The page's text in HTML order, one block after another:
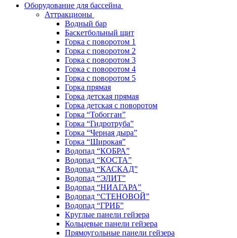
Оборудование для бассейна
Аттракционы
Водный бар
Баскетбольный щит
Горка с поворотом 1
Горка с поворотом 2
Горка с поворотом 3
Горка с поворотом 4
Горка с поворотом 5
Горка прямая
Горка детская прямая
Горка детская с поворотом
Горка “Тобогган”
Горка “Гидротруба”
Горка “Черная дыра”
Горка “Широкая”
Водопад “КОБРА”
Водопад “КОСТА”
Водопад “КАСКАД”
Водопад “ЭЛИТ”
Водопад “НИАГАРА”
Водопад “СТЕНОВОЙ”
Водопад “ГРИБ”
Круглые панели гейзера
Кольцевые панели гейзера
Прямоугольные панели гейзера